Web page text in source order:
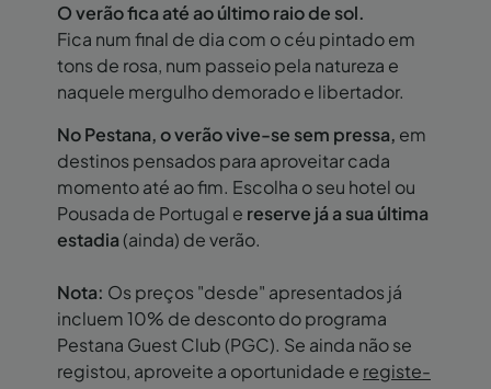
O verão fica até ao último raio de sol.
Fica num final de dia com o céu pintado em
tons de rosa, num passeio pela natureza e
naquele mergulho demorado e libertador.
No Pestana, o verão vive-se sem pressa, em
destinos pensados para aproveitar cada
momento até ao fim. Escolha o seu hotel ou
Pousada de Portugal e reserve já a sua última
estadia (ainda) de verão.
Nota: Os preços "desde" apresentados já
incluem 10% de desconto do programa
Pestana Guest Club (PGC). Se ainda não se
registou, aproveite a oportunidade e registe-